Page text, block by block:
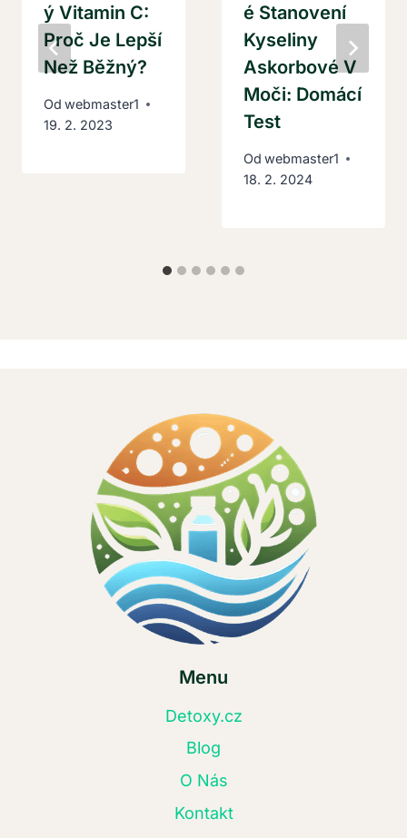
Ý Vitamin C:
Proč Je Lepší
Než Běžný?
Od webmaster1
19. 2. 2023
É Stanovení
Kyseliny
Askorbové V
Moči: Domácí
Test
Od webmaster1
18. 2. 2024
Menu
Detoxy.cz
Blog
O Nás
Kontakt